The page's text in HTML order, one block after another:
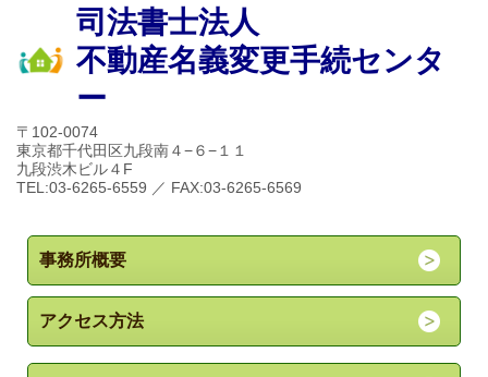
司法書士法人
不動産名義変更手続センタ
ー
〒102-0074
東京都千代田区九段南４−６−１１
九段渋木ビル４F
TEL:03-6265-6559 ／ FAX:03-6265-6569
事務所概要
アクセス方法